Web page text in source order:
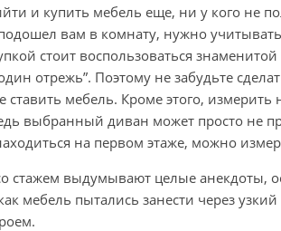
и купить мебель еще, ни у кого не
вам в комнату, нужно
стоит воспользоваться
отрежь”. Поэтому не забудьте
ставить мебель. Кроме этого,
выбранный диван может просто не
на первом этаже, можно
стажем выдумывают целые анекдоты,
мебель пытались занести через